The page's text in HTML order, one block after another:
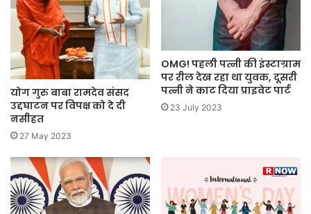
योग गुरु बाबा रामदेव संसद
उद्दघाटन पर विपक्ष को दे दी
नसीहत
27 May 2023
OMG! पहली पत्नी की इंस्टाग्राम
पर रील देख रहा था युवक, दूसरी
पत्नी ने काट दिया प्राइवेट पार्ट
23 July 2023